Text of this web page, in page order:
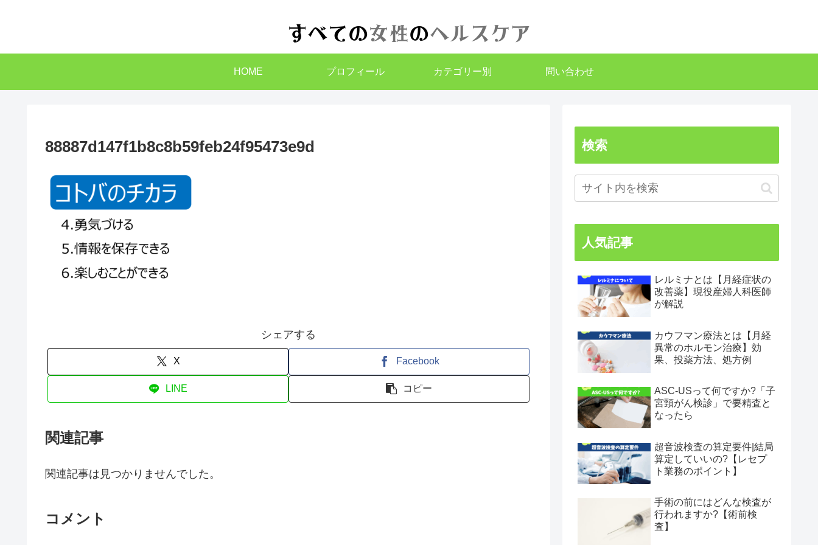
HOME プロフィール カテゴリー別 問い合わせ
88887d147f1b8c8b59feb24f95473e9d
シェアする
X Facebook
LINE コピー
関連記事
関連記事は見つかりませんでした。
コメント
検索
人気記事
レルミナとは【月経症状の
改善薬】現役産婦人科医師
が解説
カウフマン療法とは【月経
異常のホルモン治療】効
果、投薬方法、処方例
ASC-USって何ですか?「子
宮頸がん検診」で要精査と
なったら
超音波検査の算定要件|結局
算定していいの?【レセプ
ト業務のポイント】
手術の前にはどんな検査が
行われますか?【術前検
査】